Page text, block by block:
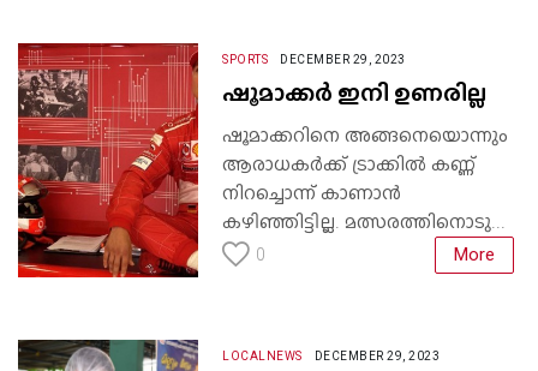
SPORTS DECEMBER 29, 2023
ഷൂമാക്കർ ഇനി ഉണരില്ല
ഷൂമാക്കറിനെ അങ്ങനെയൊന്നും
ആരാധകർക്ക് ട്രാക്കിൽ കണ്ണ്
നിറച്ചൊന്ന് കാണാൻ
കഴിഞ്ഞിട്ടില്ല. മത്സരത്തിനൊടു...
0 More
LOCALNEWS DECEMBER 29, 2023